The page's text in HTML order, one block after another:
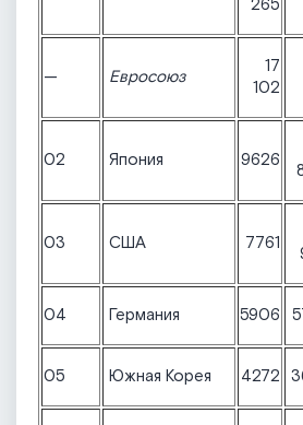
265
— Евросоюз
17
102
02 Япония 9626
03 США 7761
04 Германия 5906
05 Южная Корея 4272